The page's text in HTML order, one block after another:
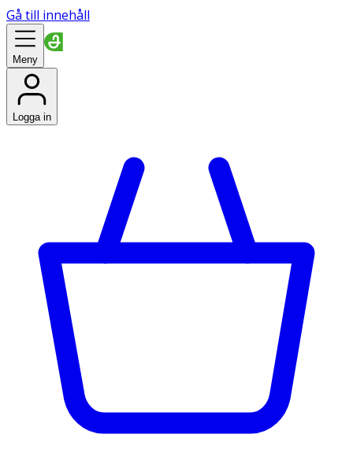
Gå till innehåll
Meny
Logga in